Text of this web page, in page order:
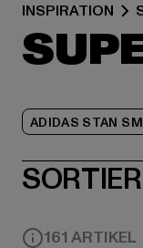
INSPIRATION
ADIDAS STAN
161 ARTIKEL